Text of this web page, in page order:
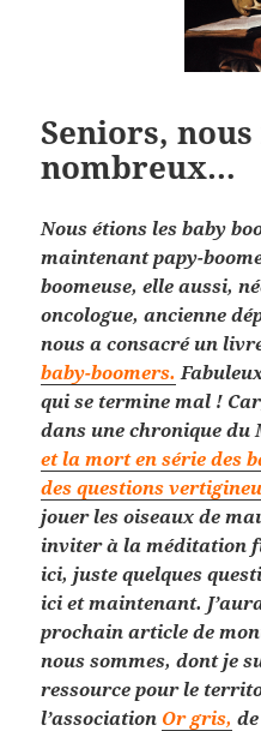
Seniors,
nombreux…
Nous étions les baby
maintenant papy-
boomeuse, elle aussi,
oncologue, ancienne
nous a consacré un
baby-boomers.
qui se termine mal !
dans une chronique du
et la mort en série des
des questions
jouer les oiseaux de
inviter à la méditation
ici, juste quelques
ici et maintenant.
prochain article de
nous sommes, dont je
ressource pour le
l’association Or gris,